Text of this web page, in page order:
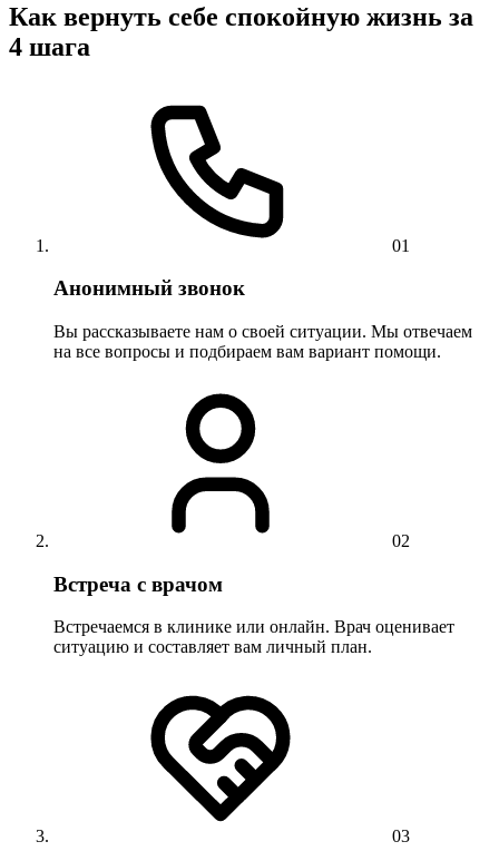
Как вернуть себе спокойную жизнь за
4 шага
01
Анонимный звонок
Вы рассказываете нам о своей ситуации. Мы отвечаем
на все вопросы и подбираем вам вариант помощи.
02
Встреча с врачом
Встречаемся в клинике или онлайн. Врач оценивает
ситуацию и составляет вам личный план.
03